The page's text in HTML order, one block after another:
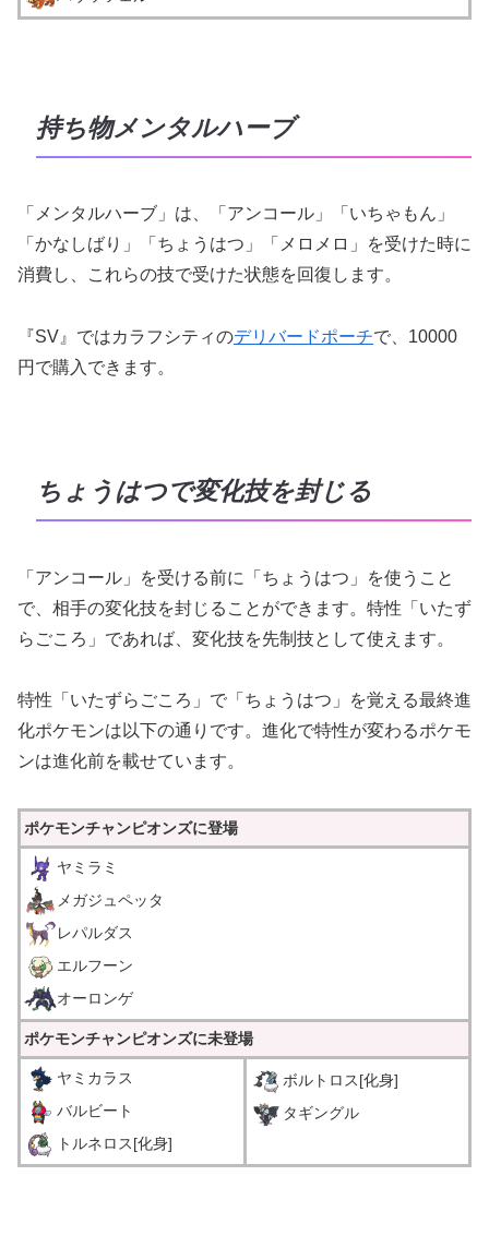
持ち物メンタルハーブ
「メンタルハーブ」は、「アンコール」「いちゃもん」
「かなしばり」「ちょうはつ」「メロメロ」を受けた時に
消費し、これらの技で受けた状態を回復します。
『SV』ではカラフシティのデリバードポーチで、10000
円で購入できます。
ちょうはつで変化技を封じる
「アンコール」を受ける前に「ちょうはつ」を使うこと
で、相手の変化技を封じることができます。特性「いたず
らごころ」であれば、変化技を先制技として使えます。
特性「いたずらごころ」で「ちょうはつ」を覚える最終進
化ポケモンは以下の通りです。進化で特性が変わるポケモ
ンは進化前を載せています。
ポケモンチャンピオンズに登場
ヤミラミ
メガジュペッタ
レパルダス
エルフーン
オーロンゲ
ポケモンチャンピオンズに未登場
ヤミカラス
バルビート
トルネロス[化身]
ボルトロス[化身]
タギングル